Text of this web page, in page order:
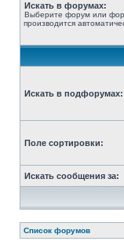
Искать в форумах:
Выберите форум или
производится
Искать в подфорумах:
Поле сортировки:
Искать сообщения за:
Список форумов